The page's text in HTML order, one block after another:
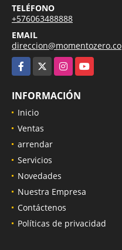
TELÉFONO
+576063488888
EMAIL
direccion@momentozero.co
Facebook
InstagramYouTube
INFORMACIÓN
Inicio
Ventas
arrendar
Servicios
Novedades
Nuestra Empresa
Contáctenos
Políticas de privacidad